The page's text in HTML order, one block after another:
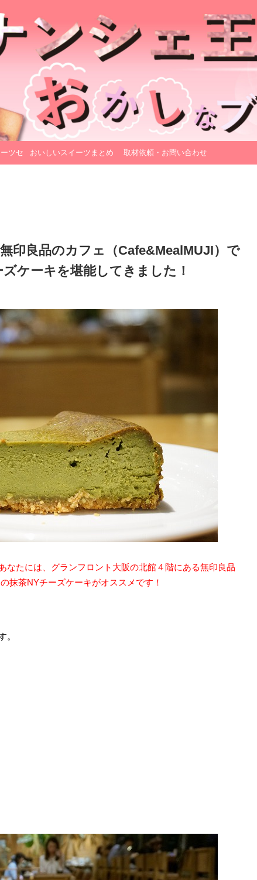
ツセ おいしいスイーツまとめ 取材依頼・お問い合わせ
印良品のカフェ（Cafe&MealMUJI）で
ケーキを堪能してきました！
なたには、グランフロント大阪の北館４階にある無印良品
抹茶NYチーズケーキがオススメです！
。